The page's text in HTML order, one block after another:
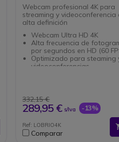
Webcam profesional 4K para
streaming y videoconferencia
alta definición
Webcam Ultra HD 4K
Alta frecuencia de
por segundos en HD (60
Optimizado para steaming
videoconferencias
Compatible con XSplit, OBS,
Skype y Zoom
Inicio de sesión instantáneo
332,15 €
289,95 € s/Iva -13%
Ref: LOBRIO4K
Comparar